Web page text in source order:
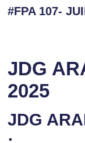
#FPA 107-
JDG
2025
JDG